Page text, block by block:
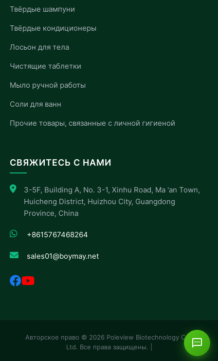
Твёрдые шампуни
Твёрдые кондиционеры
Лосьон для тела
Чистящие таблетки
Мыло ручной работы
Соли для ванн
Прочие товары, связанные с личной гигиеной
СВЯЖИТЕСЬ С НАМИ
3-5F, Building A, No. 3-1, Xinhu Road, Ma 'an Town,
Huicheng District, Huizhou City, Guangdong
Province, China
+8615767468264
sales01@boymay.net
Авторское право © 2026 Poleview Biotechnology Co.,
Ltd. Все права защищены. |